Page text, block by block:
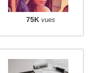
75K vues